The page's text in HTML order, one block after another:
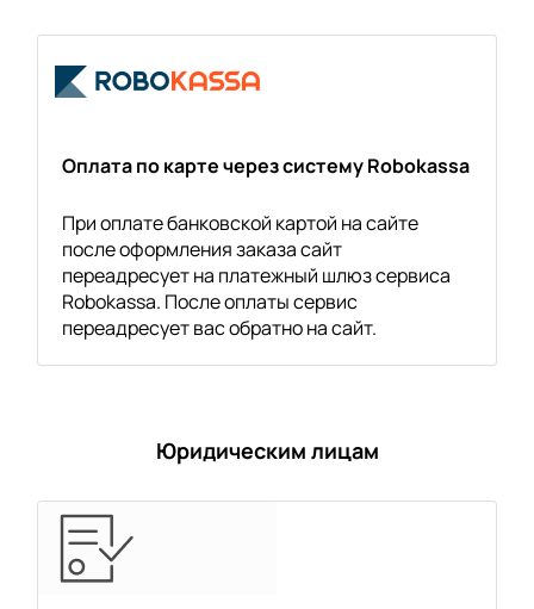
Оплата по карте через систему Robokassa
При оплате банковской картой на сайте
после оформления заказа сайт
переадресует на платежный шлюз сервиса
Robokassa. После оплаты сервис
переадресует вас обратно на сайт.
Юридическим лицам